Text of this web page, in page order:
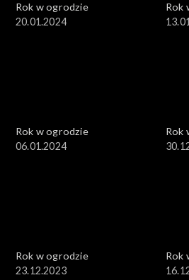
Rok w ogrodzie
20.01.2024
Rok
Rok w ogrodzie
06.01.2024
Rok
Rok w ogrodzie
23.12.2023
Rok